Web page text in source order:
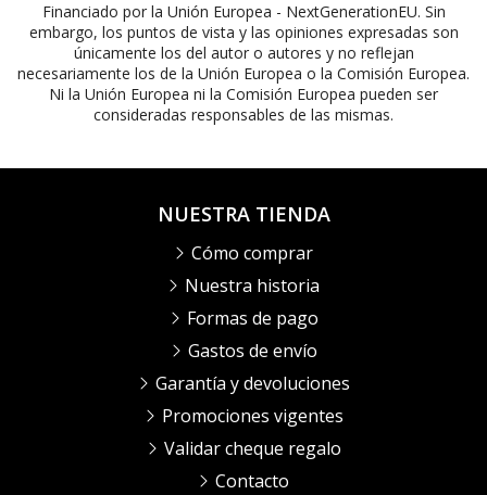
Financiado por la Unión Europea - NextGenerationEU. Sin
embargo, los puntos de vista y las opiniones expresadas son
únicamente los del autor o autores y no reflejan
necesariamente los de la Unión Europea o la Comisión Europea.
Ni la Unión Europea ni la Comisión Europea pueden ser
consideradas responsables de las mismas.
NUESTRA TIENDA
Cómo comprar
Nuestra historia
Formas de pago
Gastos de envío
Garantía y devoluciones
Promociones vigentes
Validar cheque regalo
Contacto